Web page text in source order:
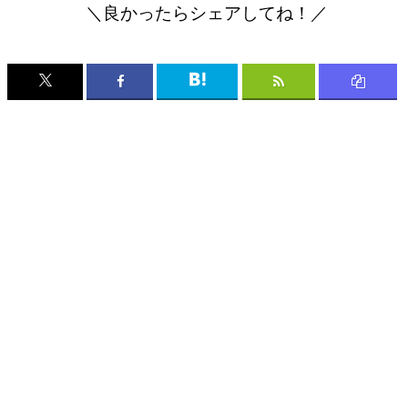
＼良かったらシェアしてね！／